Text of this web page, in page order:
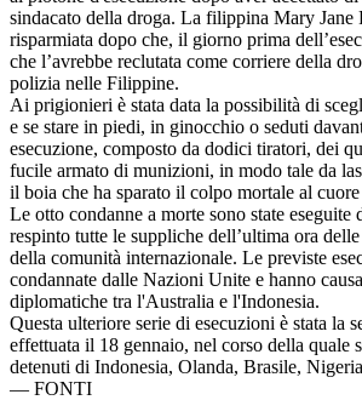
sindacato della droga. La filippina Mary Jane
risparmiata dopo che, il giorno prima
che l’avrebbe reclutata come corriere della
polizia nelle Filippine.
Ai prigionieri è stata data la possibilità di
e se stare in piedi, in ginocchio o seduti
esecuzione, composto da dodici tiratori, dei
fucile armato di munizioni, in modo tale da
il boia che ha sparato il colpo mortale al
Le otto condanne a morte sono state eseguite
respinto tutte le suppliche dell’ultima ora
della comunità internazionale. Le previste
condannate dalle Nazioni Unite e hanno
diplomatiche tra l'Australia e l'Indonesia.
Questa ulteriore serie di esecuzioni è stata la
effettuata il 18 gennaio, nel corso della quale
detenuti di Indonesia, Olanda, Brasile,
— FONTI